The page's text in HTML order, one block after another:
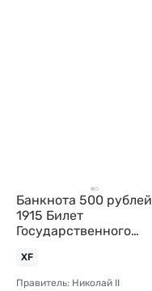
Банкнота 500 рублей
1915 Билет
Государственного
XF
Правитель: Николай II